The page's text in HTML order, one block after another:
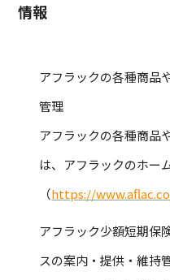
情報
アフラックの各種商品
管理
アフラックの各種商品
は、アフラックのホー
（https://
アフラック少額短期保
スの案内・提供・維持